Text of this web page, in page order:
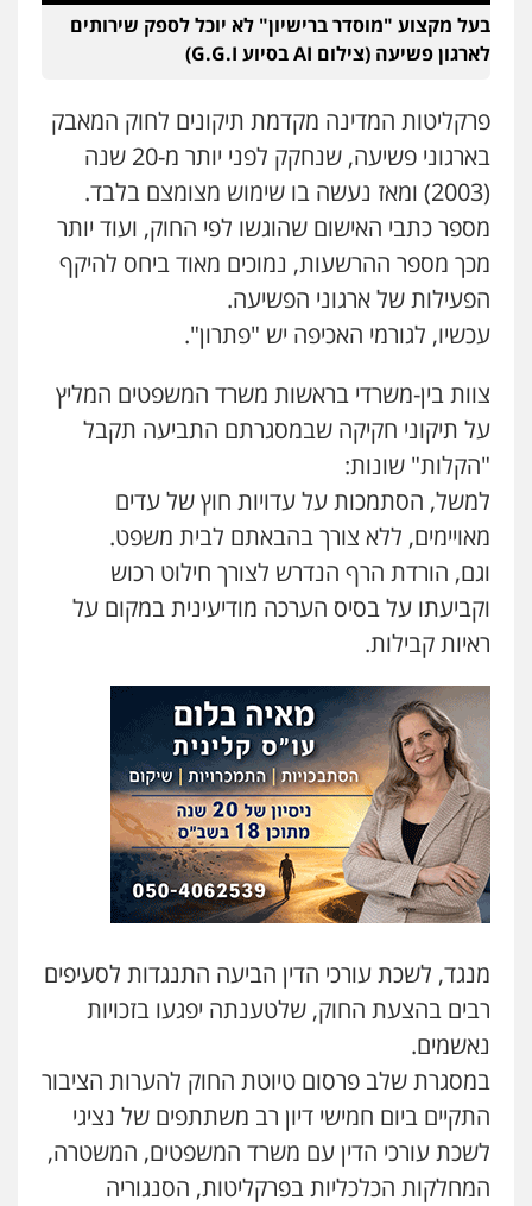
בעל מקצוע "מוסדר ברישיון" לא יוכל לספק שירותים
לארגון פשיעה (צילום AI בסיוע G.G.I)
פרקליטות המדינה מקדמת תיקונים לחוק המאבק
בארגוני פשיעה, שנחקק לפני יותר מ-20 שנה
(2003) ומאז נעשה בו שימוש מצומצם בלבד.
מספר כתבי האישום שהוגשו לפי החוק, ועוד יותר
מכך מספר ההרשעות, נמוכים מאוד ביחס להיקף
הפעילות של ארגוני הפשיעה.
עכשיו, לגורמי האכיפה יש "פתרון".
צוות בין-משרדי בראשות משרד המשפטים המליץ
על תיקוני חקיקה שבמסגרתם התביעה תקבל
"הקלות" שונות:
למשל, הסתמכות על עדויות חוץ של עדים
מאויימים, ללא צורך בהבאתם לבית משפט.
וגם, הורדת הרף הנדרש לצורך חילוט רכוש
וקביעתו על בסיס הערכה מודיעינית במקום על
ראיות קבילות.
מנגד, לשכת עורכי הדין הביעה התנגדות לסעיפים
רבים בהצעת החוק, שלטענתה יפגעו בזכויות
נאשמים.
במסגרת שלב פרסום טיוטת החוק להערות הציבור
התקיים ביום חמישי דיון רב משתתפים של נציגי
לשכת עורכי הדין עם משרד המשפטים, המשטרה,
המחלקות הכלכליות בפרקליטות, הסנגוריה